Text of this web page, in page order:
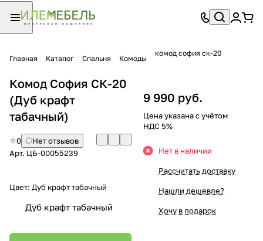
Главная Каталог Спальня Комоды
комод софия ск-20
Комод София СК-20
(Дуб крафт
табачный)
0
Нет отзывов
Арт. ЦБ-00055239
Цвет: Дуб крафт табачный
Дуб крафт табачный
9 990 руб.
Цена указана с учётом
НДС 5%
Нет в наличии
Рассчитать доставку
Нашли дешевле?
Хочу в подарок